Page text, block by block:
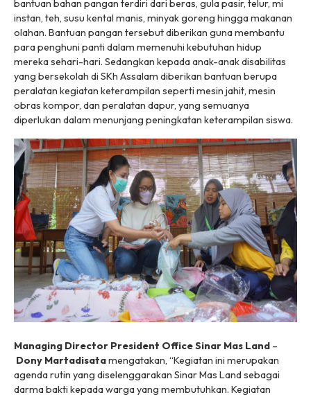
bantuan bahan pangan terdiri dari beras, gula pasir, telur, mi
instan, teh, susu kental manis, minyak goreng hingga makanan
olahan. Bantuan pangan tersebut diberikan guna membantu
para penghuni panti dalam memenuhi kebutuhan hidup
mereka sehari-hari. Sedangkan kepada anak-anak disabilitas
yang bersekolah di SKh Assalam diberikan bantuan berupa
peralatan kegiatan keterampilan seperti mesin jahit, mesin
obras kompor, dan peralatan dapur, yang semuanya
diperlukan dalam menunjang peningkatan keterampilan siswa.
Managing Director President Office Sinar Mas Land –
Dony Martadisatamengatakan, “Kegiatan ini merupakan
agenda rutin yang diselenggarakan Sinar Mas Land sebagai
darma bakti kepada warga yang membutuhkan. Kegiatan